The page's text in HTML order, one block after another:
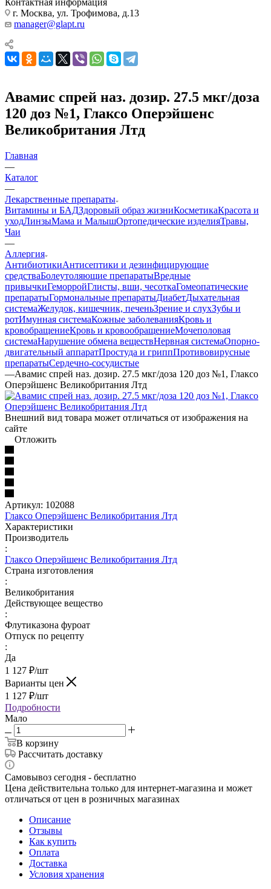
Контактная информация
г. Москва, ул. Трофимова, д.13
manager@glapt.ru
Авамис спрей наз. дозир. 27.5 мкг/доза
120 доз №1, Глаксо Оперэйшенс
Великобритания Лтд
Главная
—
Каталог
—
Лекарственные препараты
Витамины и БАДЗдоровый образ жизниКосметикаКрасота и
уходЛинзыМама и МалышОртопедические изделияТравы,
Чаи
—
Аллергия
АнтибиотикиАнтисептики и дезинфицирующие
средстваБолеутоляющие препаратыВредные
привычкиГеморройГлисты, вши, чесоткаГомеопатические
препаратыГормональные препаратыДиабетДыхательная
системаЖелудок, кишечник, печеньЗрение и слухЗубы и
ротИмунная системаКожные заболеванияКровь и
кровобращениеКровь и кровообращениеМочеполовая
системаНарушение обмена веществНервная системаОпорно-
двигательный аппаратПростуда и гриппПротивовирусные
препаратыСердечно-сосудистые
—Авамис спрей наз. дозир. 27.5 мкг/доза 120 доз №1, Глаксо
Оперэйшенс Великобритания Лтд
Внешний вид товара может отличаться от изображения на
сайте
Отложить
Артикул: 102088
Глаксо Оперэйшенс Великобритания Лтд
Характеристики
Производитель
:
Глаксо Оперэйшенс Великобритания Лтд
Страна изготовления
:
Великобритания
Действующее вещество
:
Флутиказона фуроат
Отпуск по рецепту
:
Да
1 127 ₽/шт
Варианты цен
1 127 ₽/шт
Подробности
Мало
В корзину
Рассчитать доставку
Самовывоз сегодня - бесплатно
Цена действительна только для интернет-магазина и может
отличаться от цен в розничных магазинах
Описание
Отзывы
Как купить
Оплата
Доставка
Условия хранения